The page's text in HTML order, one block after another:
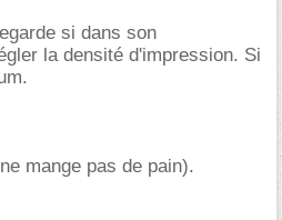
si dans son
la densité d'impression. Si
mange pas de pain).